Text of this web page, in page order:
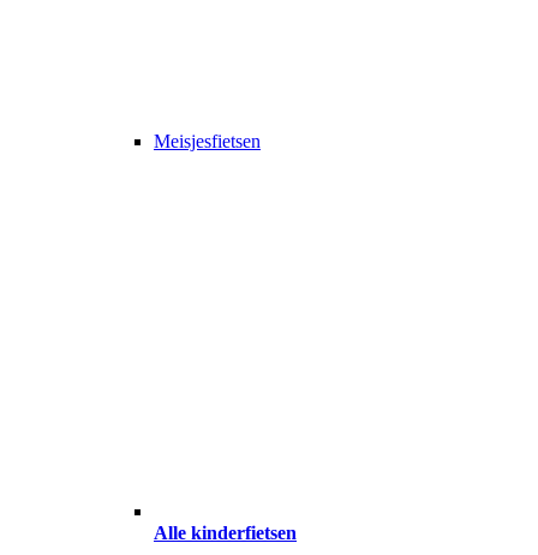
Meisjesfietsen
Alle kinderfietsen